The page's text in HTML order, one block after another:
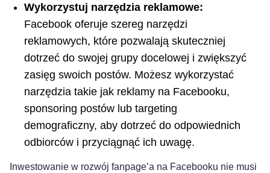
Wykorzystuj narzędzia reklamowe:
Facebook oferuje szereg narzędzi
reklamowych, które pozwalają skuteczniej
⁢dotrzeć do swojej grupy docelowej i zwiększyć ​
zasięg swoich postów. Możesz wykorzystać
narzędzia takie jak reklamy na Facebooku,
⁤sponsoring postów lub targeting
demograficzny, aby⁢ dotrzeć do odpowiednich
odbiorców i przyciągnąć ich uwagę.
Inwestowanie w rozwój fanpage’a na Facebooku nie musi